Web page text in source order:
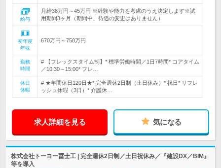
給与
月給38万円～45万円 ※経験や能力を考慮のうえ決定します※試
用期間3ヶ月（期間中、待遇の変更はありません）
初年度
年収
670万円～750万円
勤務
時間
# 【フレックスタイム制】* 標準労働時間／1日7時間* コアタイム
／10:30～15:00* フレ…
休日
休暇
# ★年間休日120日★* 完全週休2日制（土日休み）* 祝日* リフレ
ッシュ休暇（3日）* 介護休…
求人詳細を見る 気になる
株式会社トーヨー冨士工 | 完全週休2日制／土日祝休み／『建設DX／BIM』
等を導入